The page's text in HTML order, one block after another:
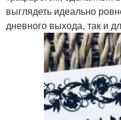
выглядеть идеально
дневного выхода, так и